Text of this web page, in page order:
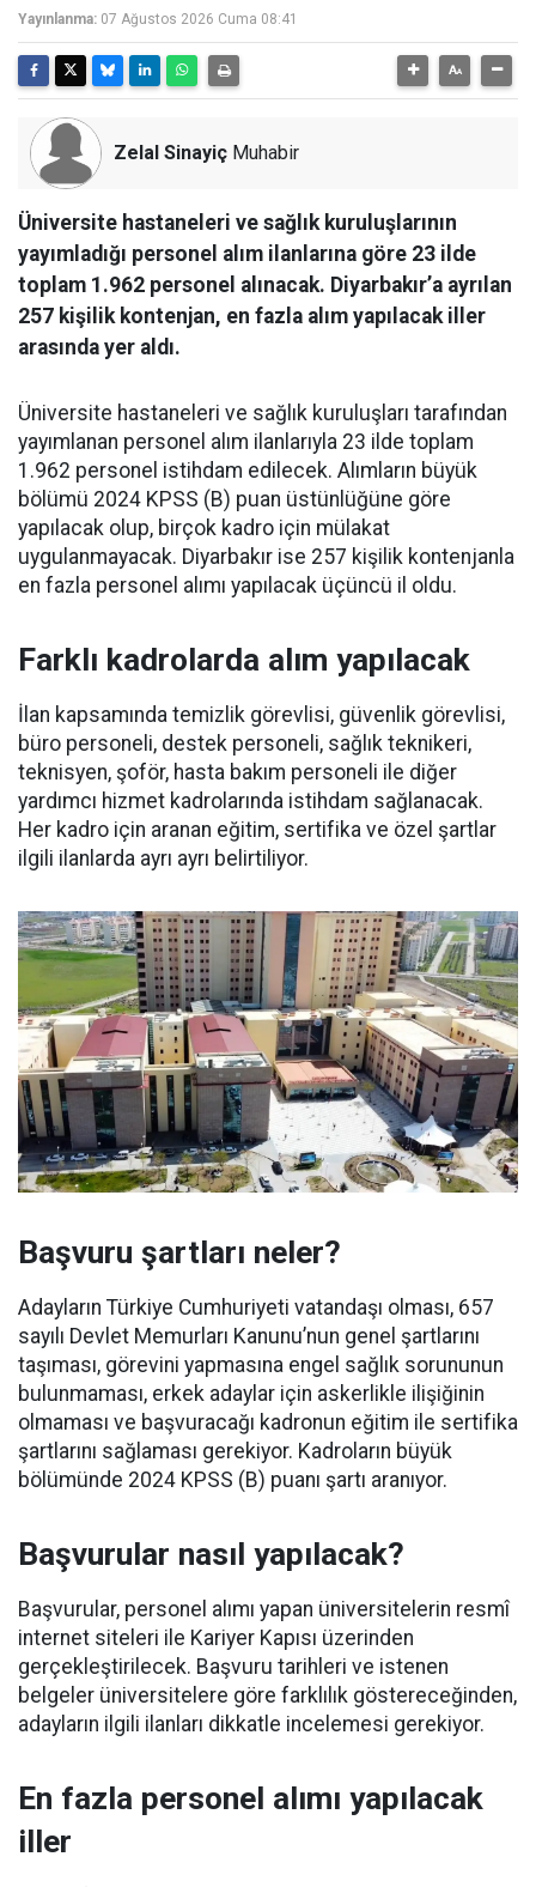
Yayınlanma: 07 Ağustos 2026 Cuma 08:41
Zelal Sinayiç Muhabir
Üniversite hastaneleri ve sağlık kuruluşlarının
yayımladığı personel alım ilanlarına göre 23 ilde
toplam 1.962 personel alınacak. Diyarbakır’a ayrılan
257 kişilik kontenjan, en fazla alım yapılacak iller
arasında yer aldı.
Üniversite hastaneleri ve sağlık kuruluşları tarafından
yayımlanan personel alım ilanlarıyla 23 ilde toplam
1.962 personel istihdam edilecek. Alımların büyük
bölümü 2024 KPSS (B) puan üstünlüğüne göre
yapılacak olup, birçok kadro için mülakat
uygulanmayacak. Diyarbakır ise 257 kişilik kontenjanla
en fazla personel alımı yapılacak üçüncü il oldu.
Farklı kadrolarda alım yapılacak
İlan kapsamında temizlik görevlisi, güvenlik görevlisi,
büro personeli, destek personeli, sağlık teknikeri,
teknisyen, şoför, hasta bakım personeli ile diğer
yardımcı hizmet kadrolarında istihdam sağlanacak.
Her kadro için aranan eğitim, sertifika ve özel şartlar
ilgili ilanlarda ayrı ayrı belirtiliyor.
Başvuru şartları neler?
Adayların Türkiye Cumhuriyeti vatandaşı olması, 657
sayılı Devlet Memurları Kanunu’nun genel şartlarını
taşıması, görevini yapmasına engel sağlık sorununun
bulunmaması, erkek adaylar için askerlikle ilişiğinin
olmaması ve başvuracağı kadronun eğitim ile sertifika
şartlarını sağlaması gerekiyor. Kadroların büyük
bölümünde 2024 KPSS (B) puanı şartı aranıyor.
Başvurular nasıl yapılacak?
Başvurular, personel alımı yapan üniversitelerin resmî
internet siteleri ile Kariyer Kapısı üzerinden
gerçekleştirilecek. Başvuru tarihleri ve istenen
belgeler üniversitelere göre farklılık göstereceğinden,
adayların ilgili ilanları dikkatle incelemesi gerekiyor.
En fazla personel alımı yapılacak
iller